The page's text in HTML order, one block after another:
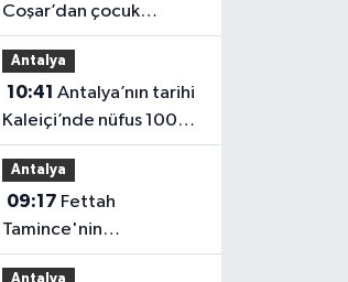
Coşar’dan çocuk
yasasına tepki
Antalya
10:41
Kaleiçi’nde nüfus 100
katına çıkıyor
Antalya
09:17
Tamince'nin
başkanlığındaki Antalya
Antalya